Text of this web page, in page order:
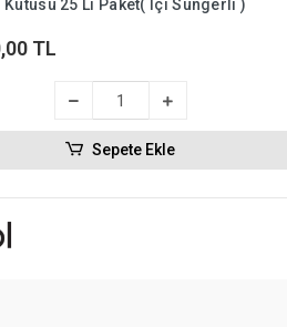
Kutusu 25 Li Paket( Içi Süngerli )
TL
Sepete Ekle